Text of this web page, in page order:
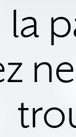
la